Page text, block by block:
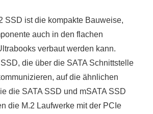
SSD ist die kompakte Bauweise,
auch in den flachen
verbaut werden kann.
die über die SATA Schnittstelle
auf die ähnlichen
die SATA SSD und mSATA SSD
die M.2 Laufwerke mit der PCIe